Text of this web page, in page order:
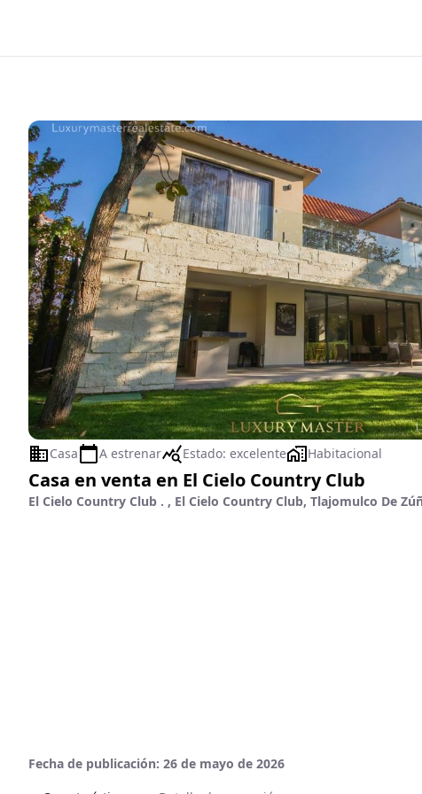
Casa A estrenar Estado: excelente Habitacional
Casa en venta en El Cielo Country Club
El Cielo Country Club . , El Cielo Country Club, Tlajomulco De
Fecha de publicación: 26 de mayo de 2026